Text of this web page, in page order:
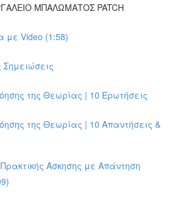
ΜΠΑΛΩΜΑΤΟΣ PATCH
με Video (1:58)
Σημειώσεις
της Θεωρίας | 10 Ερωτήσεις
της Θεωρίας | 10 Απαντήσεις &
Άσκησης με Απάντηση